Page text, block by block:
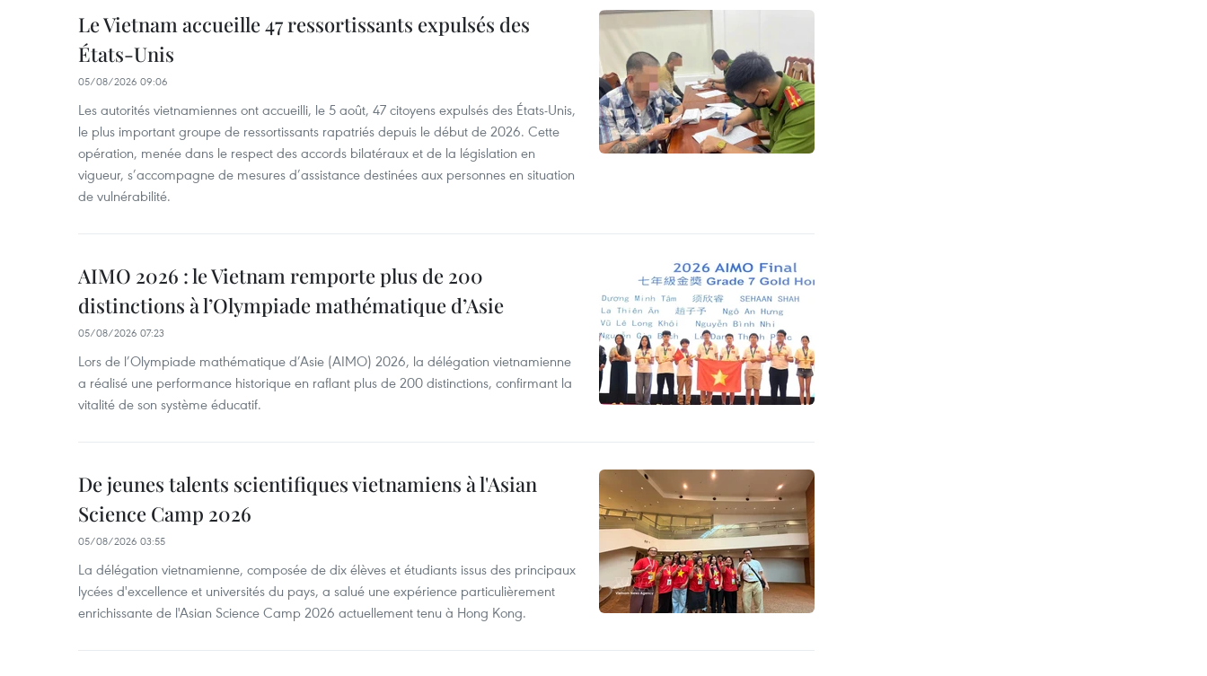
Le Vietnam accueille 47 ressortissants expulsés des
États-Unis
05/08/2026 09:06
Les autorités vietnamiennes ont accueilli, le 5 août, 47 citoyens expulsés des États-Unis,
le plus important groupe de ressortissants rapatriés depuis le début de 2026. Cette
opération, menée dans le respect des accords bilatéraux et de la législation en
vigueur, s’accompagne de mesures d’assistance destinées aux personnes en situation
de vulnérabilité.
AIMO 2026 : le Vietnam remporte plus de 200
distinctions à l’Olympiade mathématique d’Asie
05/08/2026 07:23
Lors de l’Olympiade mathématique d’Asie (AIMO) 2026, la délégation vietnamienne
a réalisé une performance historique en raflant plus de 200 distinctions, confirmant la
vitalité de son système éducatif.
De jeunes talents scientifiques vietnamiens à l'Asian
Science Camp 2026
05/08/2026 03:55
La délégation vietnamienne, composée de dix élèves et étudiants issus des principaux
lycées d'excellence et universités du pays, a salué une expérience particulièrement
enrichissante de l'Asian Science Camp 2026 actuellement tenu à Hong Kong.